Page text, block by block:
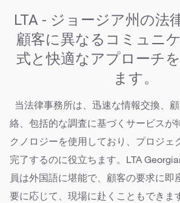
LTA - ジョージア州の法
顧客に異なるコミュニ
式と快適なアプローチ
ます。
当法律事務所は、迅速な情報交換、
絡、包括的な調査に基づくサービスが
クノロジーを使用しており、プロジェ
完了するのに役立ちます。LTA
員は外国語に堪能で、顧客の要求に即
要に応じて、現場に赴くこともできま